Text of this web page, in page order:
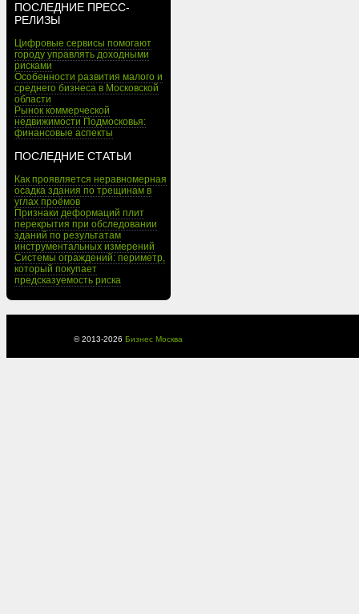
ПОСЛЕДНИЕ ПРЕСС-
РЕЛИЗЫ
Цифровые сервисы помогают
городу управлять доходными
рисками
Особенности развития малого и
среднего бизнеса в Московской
области
Рынок коммерческой
недвижимости Подмосковья:
финансовые аспекты
ПОСЛЕДНИЕ СТАТЬИ
Как проявляется неравномерная
осадка здания по трещинам в
углах проёмов
Признаки деформаций плит
перекрытия при обследовании
зданий по результатам
инструментальных измерений
Системы ограждений: периметр,
который покупает
предсказуемость риска
© 2013-2026 Бизнес Москва